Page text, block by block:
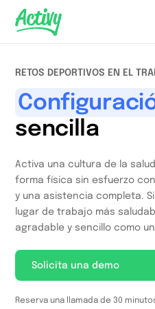
RETOS DEPORTIVOS EN EL
sencilla
Activa una cultura de la
forma física sin esfuerzo
y una asistencia completa.
lugar de trabajo más
agradable y sencillo como
Solicita una demo
Reserva una llamada de 30